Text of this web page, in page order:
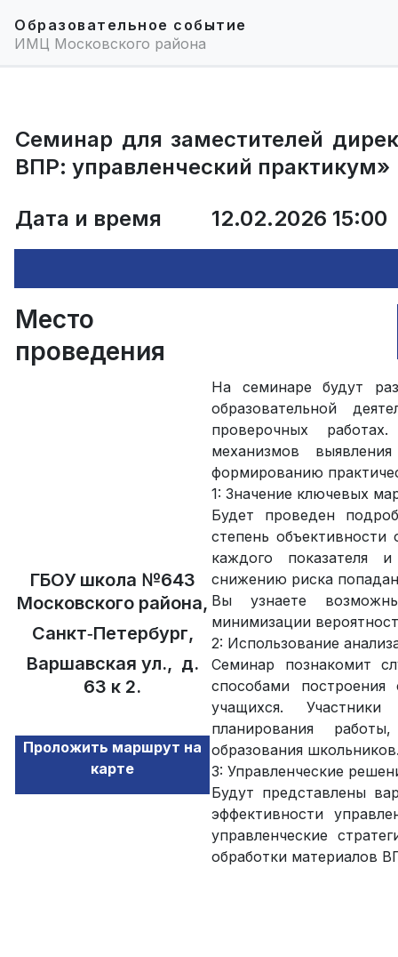
Образовательное событие
ИМЦ Московского района
Семинар для заместителей
ВПР: управленческий практикум»
Дата и время
12.02.2026 15:00
Место
проведения
ГБОУ школа №643
Московского района,
Санкт‑Петербург,
Варшавская ул., д.
63 к 2.
Проложить маршрут на
карте
На семинаре будут
образовательной
проверочных
механизмов
формированию
1: Значение ключевых
Будет проведен
степень объективности
каждого показателя
снижению риска
Вы узнаете
минимизации
2: Использование
Семинар познакомит
способами
учащихся.
планирования
образования
3: Управленческие
Будут представлены
эффективности
управленческие
обработки материалов